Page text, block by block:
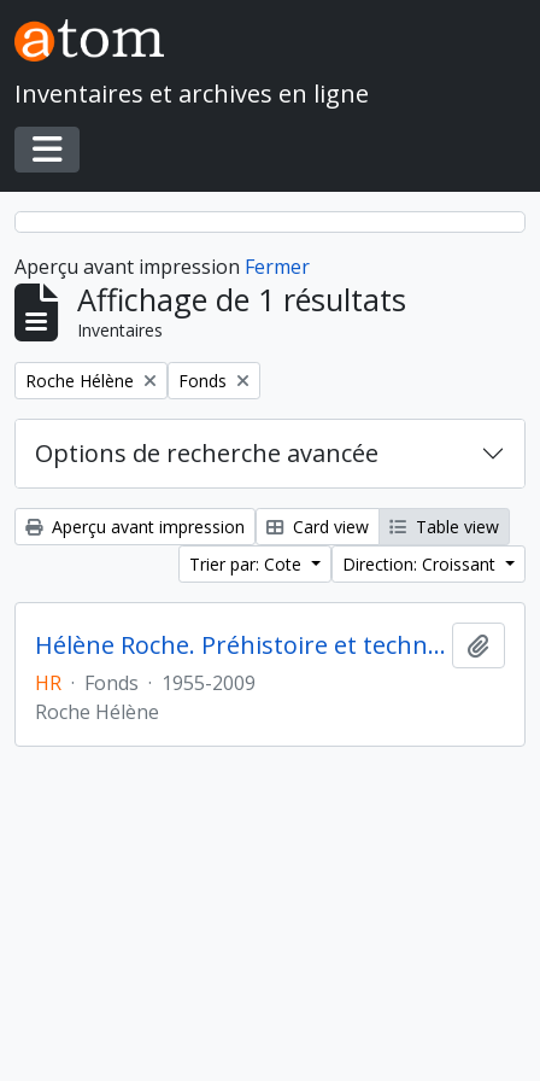
Skip to main content
Inventaires et archives en ligne
Toggle navigation
Aperçu avant impression Fermer
Affichage de 1 résultats
Inventaires
Remove filter:
Roche Hélène Remove filter:
Fonds
Options de recherche avancée
Aperçu avant impression Card view
Table view
Trier par: Cote
Direction: Croissant
Hélène Roche. Préhistoire et technologie
HR · Fonds · 1955-2009
Roche Hélène